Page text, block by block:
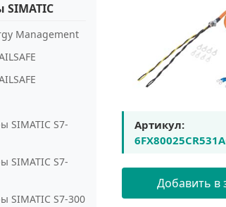
SIMATIC
Management
SIMATIC S7-
SIMATIC S7-
SIMATIC S7-300
Артикул:
Добавить в